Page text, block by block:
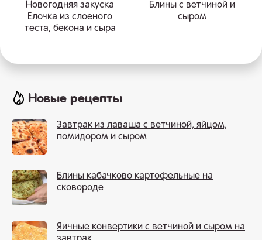
Новогодняя закуска
Елочка из слоеного
теста, бекона и сыра
Блины с ветчиной и
сыром
Новые рецепты
Завтрак из лаваша с ветчиной, яйцом,
помидором и сыром
Блины кабачково картофельные на
сковороде
Яичные конвертики с ветчиной и сыром на